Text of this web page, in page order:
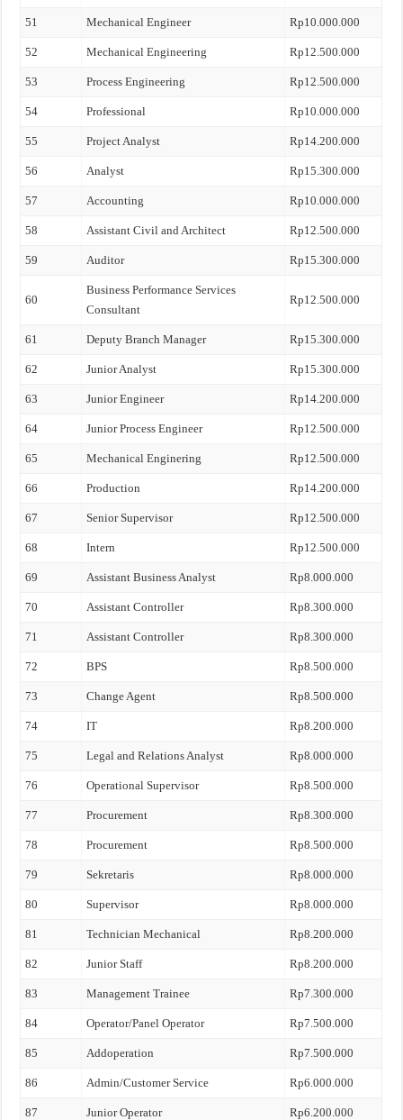
51 Mechanical Engineer Rp10.000.000
52 Mechanical Engineering Rp12.500.000
53 Process Engineering Rp12.500.000
54 Professional Rp10.000.000
55 Project Analyst Rp14.200.000
56 Analyst Rp15.300.000
57 Accounting Rp10.000.000
58 Assistant Civil and Architect Rp12.500.000
59 Auditor Rp15.300.000
60
Business Performance Services
Consultant
Rp12.500.000
61 Deputy Branch Manager Rp15.300.000
62 Junior Analyst Rp15.300.000
63 Junior Engineer Rp14.200.000
64 Junior Process Engineer Rp12.500.000
65 Mechanical Enginering Rp12.500.000
66 Production Rp14.200.000
67 Senior Supervisor Rp12.500.000
68 Intern Rp12.500.000
69 Assistant Business Analyst Rp8.000.000
70 Assistant Controller Rp8.300.000
71 Assistant Controller Rp8.300.000
72 BPS Rp8.500.000
73 Change Agent Rp8.500.000
74 IT Rp8.200.000
75 Legal and Relations Analyst Rp8.000.000
76 Operational Supervisor Rp8.500.000
77 Procurement Rp8.300.000
78 Procurement Rp8.500.000
79 Sekretaris Rp8.000.000
80 Supervisor Rp8.000.000
81 Technician Mechanical Rp8.200.000
82 Junior Staff Rp8.200.000
83 Management Trainee Rp7.300.000
84 Operator/Panel Operator Rp7.500.000
85 Addoperation Rp7.500.000
86 Admin/Customer Service Rp6.000.000
87 Junior Operator Rp6.200.000